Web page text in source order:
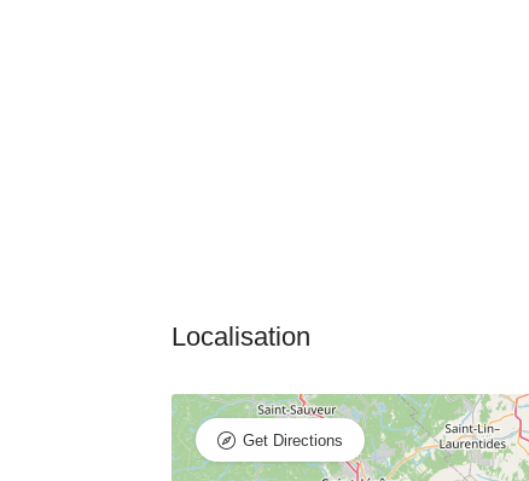
Get Directions